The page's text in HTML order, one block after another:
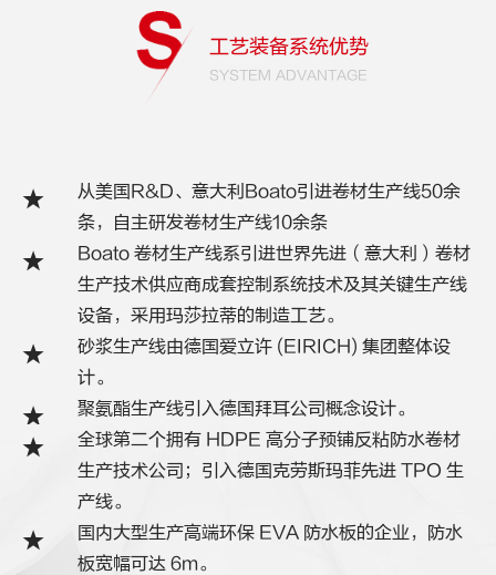
工艺装备系统优势
SYSTEM ADVANTAGE
从美国R&D、意大利Boato引进卷材生产线50余
条，自主研发卷材生产线10余条
Boato 卷材生产线系引进世界先进（意大利）卷材
生产技术供应商成套控制系统技术及其关键生产线
设备，采用玛莎拉蒂的制造工艺。
砂浆生产线由德国爱立许 (EIRICH) 集团整体设
计。
聚氨酯生产线引入德国拜耳公司概念设计。
全球第二个拥有 HDPE 高分子预铺反粘防水卷材
生产技术公司；引入德国克劳斯玛菲先进 TPO 生
产线。
国内大型生产高端环保 EVA 防水板的企业，防水
板宽幅可达 6m。